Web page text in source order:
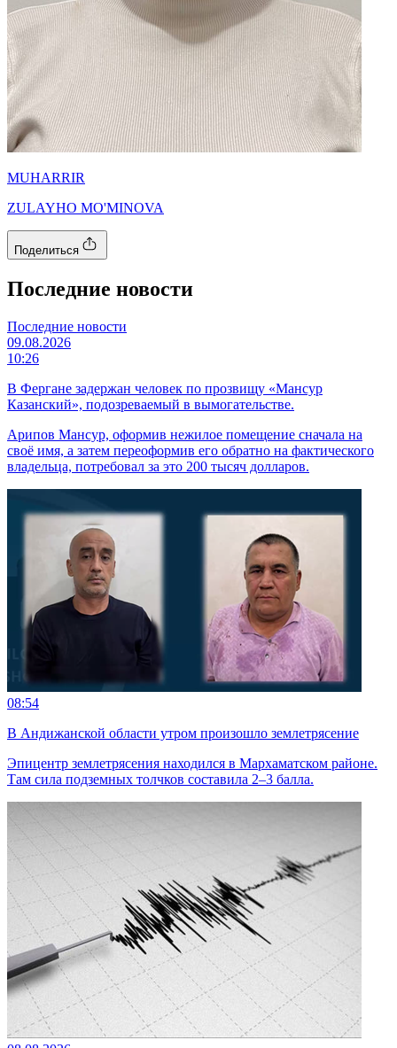
MUHARRIR
ZULAYHO MO'MINOVA
Поделиться
Последние новости
Последние новости
09.08.2026
10:26
В Фергане задержан человек по прозвищу «Мансур
Казанский», подозреваемый в вымогательстве.
Арипов Мансур, оформив нежилое помещение сначала на
своё имя, а затем переоформив его обратно на фактического
владельца, потребовал за это 200 тысяч долларов.
08:54
В Андижанской области утром произошло землетрясение
Эпицентр землетрясения находился в Мархаматском районе.
Там сила подземных толчков составила 2–3 балла.